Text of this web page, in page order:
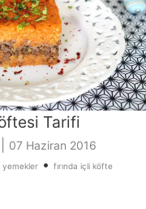
Tarifi
07 Haziran 2016
yemekler• fırında içli köfte